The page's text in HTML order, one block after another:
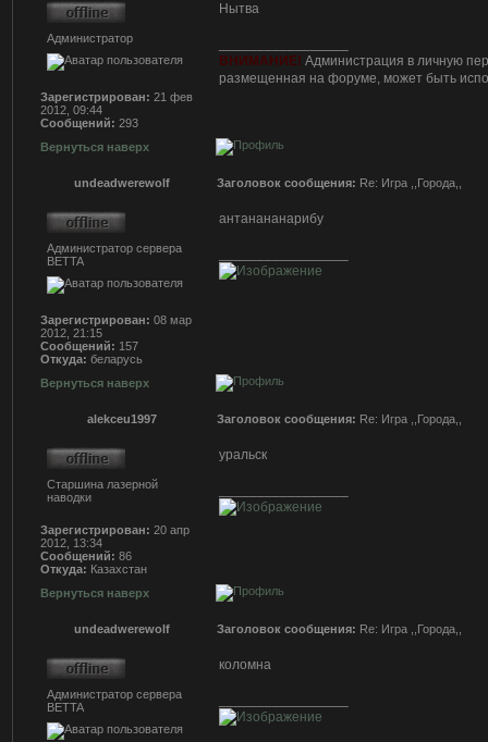
Администратор
Зарегистрирован: 21 фев
2012, 09:44
Сообщений: 293
Нытва
ВНИМАНИЕ! Администрация в личную
размещенная на форуме, может быть
Вернуться наверх
undeadwerewolf Заголовок сообщения: Re: Игра ,,Города,,
Администратор сервера
BETTA
Зарегистрирован: 08 мар
2012, 21:15
Сообщений: 157
Откуда: беларусь
антанананарибу
Вернуться наверх
alekceu1997 Заголовок сообщения: Re: Игра ,,Города,,
Старшина лазерной
наводки
Зарегистрирован: 20 апр
2012, 13:34
Сообщений: 86
Откуда: Казахстан
уральск
Вернуться наверх
undeadwerewolf Заголовок сообщения: Re: Игра ,,Города,,
Администратор сервера
BETTA
коломна